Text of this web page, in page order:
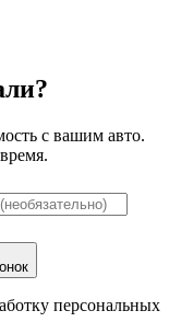
с вашим авто.
персональных